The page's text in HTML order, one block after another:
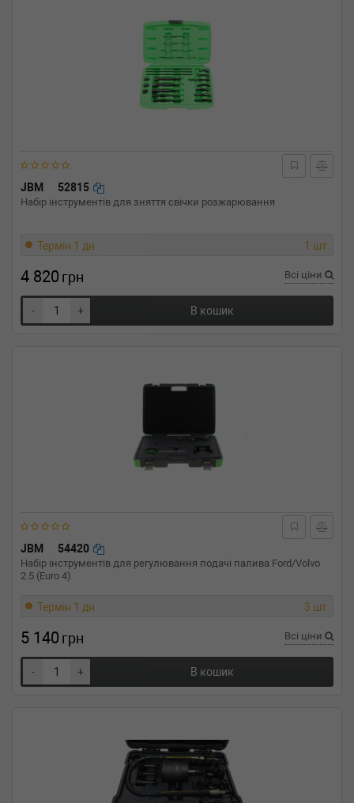
JBM 52815
Набір інструментів для зняття свічки розжарювання
Термін 1 дн. 1 шт.
4 820 грн Всі ціни
- + В кошик
JBM 54420
Набір інструментів для регулювання подачі палива Ford/Volvo
2.5 (Euro 4)
Термін 1 дн. 3 шт.
5 140 грн Всі ціни
- + В кошик